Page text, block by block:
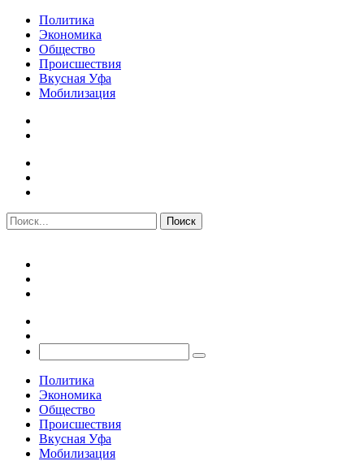
Политика
Экономика
Общество
Происшествия
Вкусная Уфа
Мобилизация
Политика
Экономика
Общество
Происшествия
Вкусная Уфа
Мобилизация